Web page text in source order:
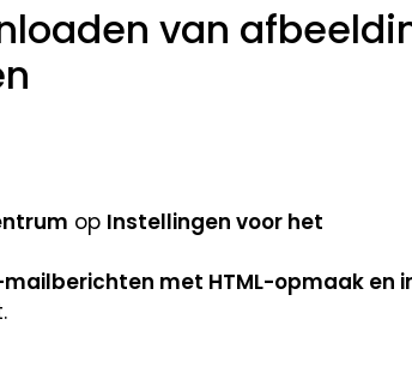
van
op Instellingen voor het
met HTML-opmaak en